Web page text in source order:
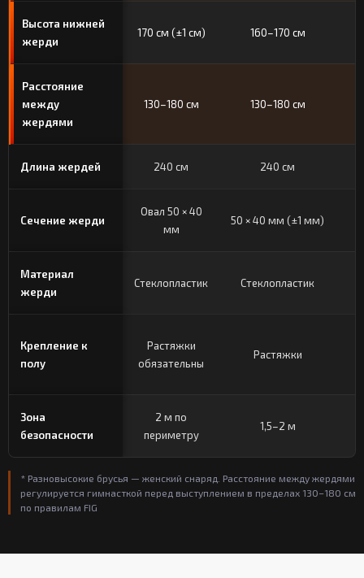
Высота нижней
жерди
170 см (±1 см) 160–170 см
Расстояние
между
жердями
130–180 см 130–180 см
Длина жердей 240 см 240 см
Сечение жерди
Овал 50 × 40
мм
50 × 40 мм (±1 мм)
Материал
жерди
Стеклопластик Стеклопластик
Крепление к
полу
Растяжки
обязательны
Растяжки
Зона
безопасности
2 м по
периметру
1,5–2 м
* Разновысокие брусья — женский снаряд. Расстояние между жердями
регулируется гимнасткой перед выступлением в пределах 130–180 см
по правилам FIG